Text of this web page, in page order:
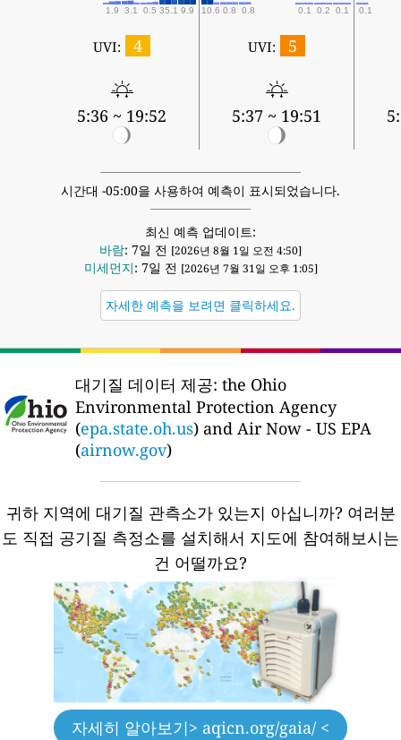
1.9 3.1 0.5 35.1 9.9 10.6 0.8 0.8 0.1 0.2 0.1 0.1
UVI: 4
5:36 ~ 19:52
UVI: 5
5:37 ~ 19:51
시간대 -05:00을 사용하여 예측이 표시되었습니다.
최신 예측 업데이트:
바람: 7일 전 [2026년 8월 1일 오전 4:50]
미세먼지: 7일 전 [2026년 7월 31일 오후 1:05]
자세한 예측을 보려면 클릭하세요.
대기질 데이터 제공: the Ohio
Environmental Protection Agency
(epa.state.oh.us) and Air Now - US EPA
(airnow.gov)
귀하 지역에 대기질 관측소가 있는지 아십니까? 여러분
도 직접 공기질 측정소를 설치해서 지도에 참여해보시는
건 어떨까요?
자세히 알아보기> aqicn.org/gaia/ <